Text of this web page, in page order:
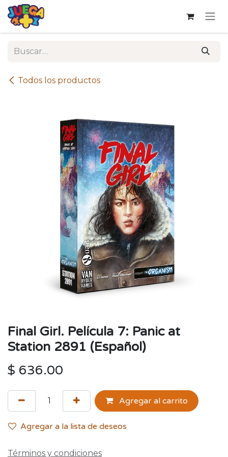
Ir al contenido
Todos los productos
Final Girl. Película 7: Panic at
Station 2891 (Español)
$ 636.00
Agregar al carrito
Agregar a la lista de deseos
Términos y condiciones